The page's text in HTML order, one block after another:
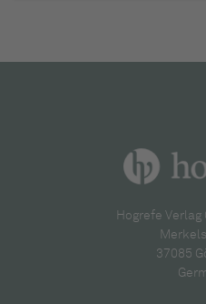
Hogrefe Verlag
37085